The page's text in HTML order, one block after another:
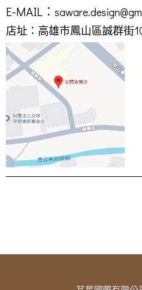
E-MAIL：
店址：高雄市鳳山區誠群街